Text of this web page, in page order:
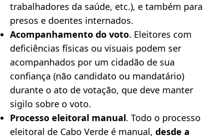
trabalhadores da saúde, etc.), e também para
presos e doentes internados.
Acompanhamento do voto. Eleitores com
deficiências físicas ou visuais podem ser
acompanhados por um cidadão de sua
confiança (não candidato ou mandatário)
durante o ato de votação, que deve manter
sigilo sobre o voto.
Processo eleitoral manual. Todo o processo
eleitoral de Cabo Verde é manual, desde a